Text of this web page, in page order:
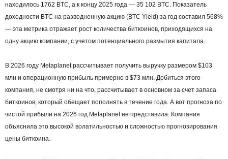
находилось 1762 BTC, а к концу 2025 года — 35 102 BTC. Показатель
доходности BTC на разводненную акцию (BTC Yield) за год составил 568%
— эта метрика отражает рост количества биткоинов, приходящихся на
одну акцию компании, с учетом потенциального размытия капитала.
В 2026 году Metaplanet рассчитывает получить выручку размером $103
млн и операционную прибыль примерно в $73 млн. Добиться этого
компания, не смотря ни на что, рассчитывает в основном за счет запаса
биткоинов, который обещает пополнять в течение года. А вот прогноза по
чистой прибыли на 2026 год Metaplanet не представила. Компания
объяснила это высокой волатильностью и сложностью прогнозирования
цены биткоина.